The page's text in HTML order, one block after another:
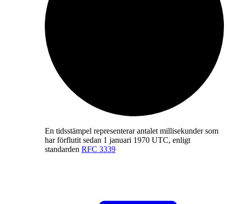
En tidsstämpel representerar antalet millisekunder som
har förflutit sedan 1 januari 1970 UTC, enligt
standarden RFC 3339